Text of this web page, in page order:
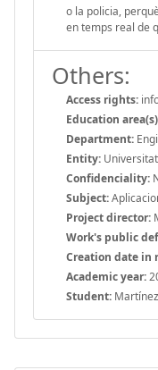
o la policia,
en temps real de
Others:
Access rights:
Education
Department:
Entity:
Confidenciality:
Subject:
Project director:
Work's public
Creation date in
Academic year:
Student: